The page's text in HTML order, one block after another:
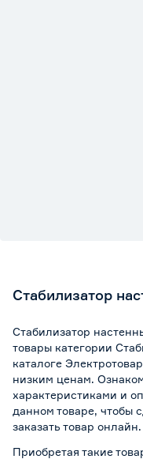
Стабилизатор
Стабилизатор
товары категории
каталоге
низким ценам.
характеристиками и
данном товаре, чтобы
заказать товар онлайн.
Приобретая такие